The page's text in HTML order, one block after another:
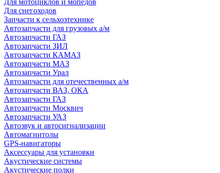
Для мотоциклов и мопедов
Для снегоходов
Запчасти к сельхозтехнике
Автозапчасти для грузовых а/м
Автозапчасти ГАЗ
Автозапчасти ЗИЛ
Автозапчасти КАМАЗ
Автозапчасти МАЗ
Автозапчасти Урал
Автозапчасти для отечественных а/м
Автозапчасти ВАЗ, ОКА
Автозапчасти ГАЗ
Автозапчасти Москвич
Автозапчасти УАЗ
Автозвук и автосигнализации
Автомагнитолы
GPS-навигаторы
Аксессуары для установки
Акустические системы
Акустические полки